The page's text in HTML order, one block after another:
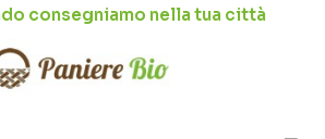
consegniamo nella tua città